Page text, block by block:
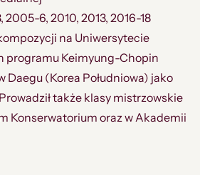
6, 2010, 2013, 2016-18
na Uniwersytecie
programu Keimyung-Chopin
Daegu (Korea Południowa) jako
także klasy mistrzowskie
Konserwatorium oraz w Akademii